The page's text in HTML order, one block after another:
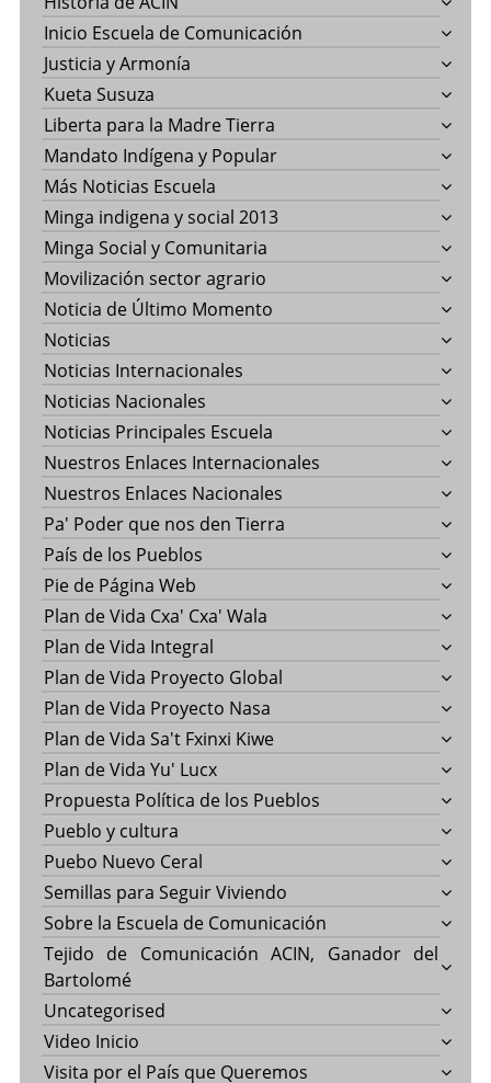
Inicio Escuela de Comunicación
Justicia y Armonía
Kueta Susuza
Liberta para la Madre Tierra
Mandato Indígena y Popular
Más Noticias Escuela
Minga indigena y social 2013
Minga Social y Comunitaria
Movilización sector agrario
Noticia de Último Momento
Noticias
Noticias Internacionales
Noticias Nacionales
Noticias Principales Escuela
Nuestros Enlaces Internacionales
Nuestros Enlaces Nacionales
Pa' Poder que nos den Tierra
País de los Pueblos
Pie de Página Web
Plan de Vida Cxa' Cxa' Wala
Plan de Vida Integral
Plan de Vida Proyecto Global
Plan de Vida Proyecto Nasa
Plan de Vida Sa't Fxinxi Kiwe
Plan de Vida Yu' Lucx
Propuesta Política de los Pueblos
Pueblo y cultura
Puebo Nuevo Ceral
Semillas para Seguir Viviendo
Sobre la Escuela de Comunicación
Tejido de Comunicación ACIN, Ganador del
Bartolomé
Uncategorised
Video Inicio
Visita por el País que Queremos